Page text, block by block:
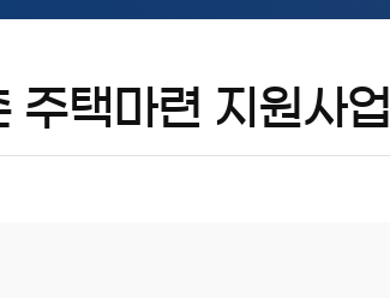
주택마련 지원사업